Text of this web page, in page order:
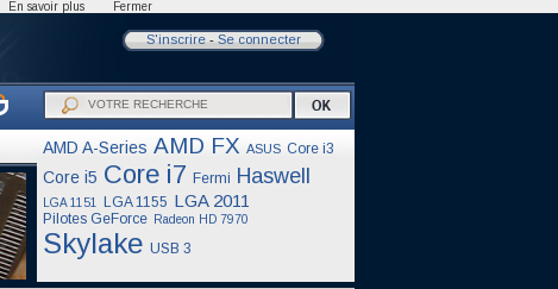
S'inscrire- Se connecter
AMD A-Series AMD FX ASUS Core i3
Core i5 Core i7 Fermi Haswell
LGA 1151 LGA 1155 LGA 2011
Pilotes GeForce Radeon HD 7970
Skylake USB 3
En savoir plus Fermer